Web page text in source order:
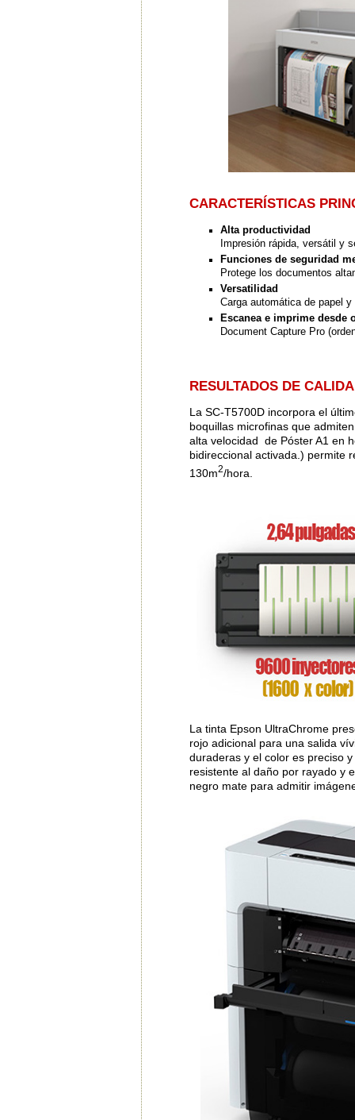
CARACTERÍSTICAS
Alta productividad
Impresión rápida, versátil y
Funciones de seguridad
Protege los documentos
Versatilidad
Carga automática de papel
Escanea e imprime desde
Document Capture Pro
RESULTADOS DE
La SC-T5700D incorpora el
boquillas microfinas que
alta velocidad de Póster A1 en
bidireccional activada.) permite
130m2/hora.
La tinta Epson UltraChrome
rojo adicional para una salida
duraderas y el color es preciso
resistente al daño por rayado y
negro mate para admitir